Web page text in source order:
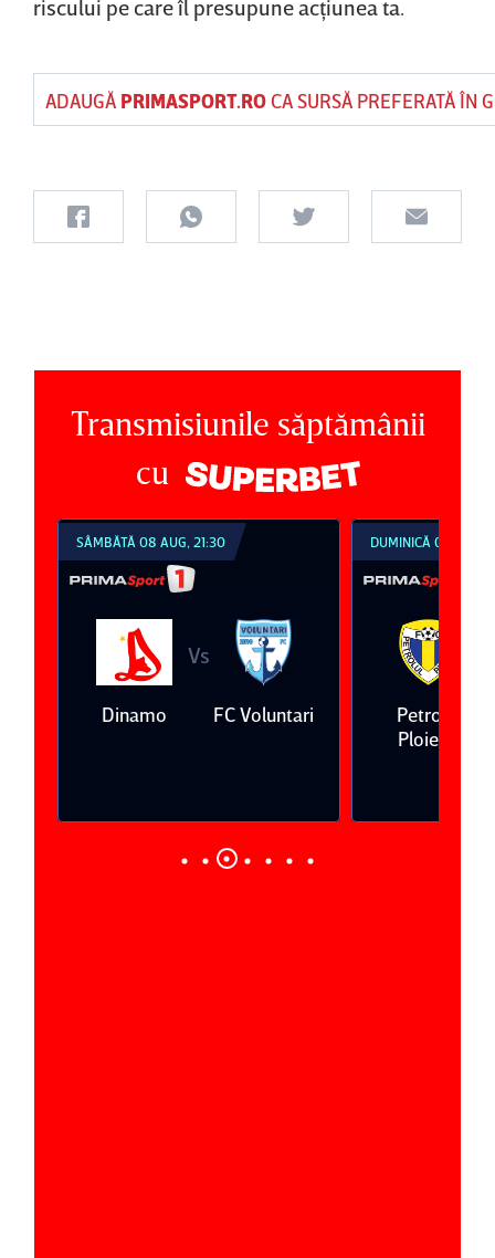
riscului pe care îl presupune acţiunea ta.
ADAUGĂ PRIMASPORT.ROCA SURSĂ PREFERATĂ ÎN
Transmisiunile săptămânii
cu
SÂMBĂTĂ 08 AUG, 21:30
Dinamo
Vs
FC Voluntari
DUMINICĂ 09 AUG,
Petrolul
Ploieşti